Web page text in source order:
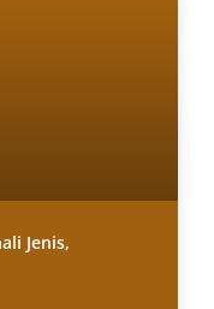
Jenis,